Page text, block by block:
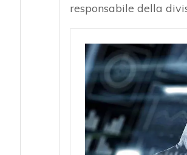
responsabile della